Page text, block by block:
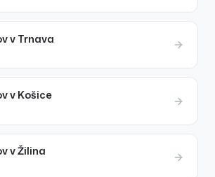
vTrnava
vKošice
vŽilina